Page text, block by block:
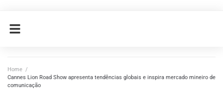
Home /
Cannes Lion Road Show apresenta tendências globais e inspira mercado mineiro de
comunicação